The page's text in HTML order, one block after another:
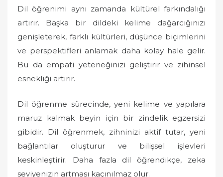
Dil öğrenimi aynı zamanda kültürel farkındalığı
artırır. Başka bir dildeki kelime dağarcığınızı
genişleterek, farklı kültürleri, düşünce biçimlerini
ve perspektifleri anlamak daha kolay hale gelir.
Bu da empati yeteneğinizi geliştirir ve zihinsel
esnekliği artırır.
Dil öğrenme sürecinde, yeni kelime ve yapılara
maruz kalmak beyin için bir zindelik egzersizi
gibidir. Dil öğrenmek, zihninizi aktif tutar, yeni
bağlantılar oluşturur ve bilişsel işlevleri
keskinleştirir. Daha fazla dil öğrendikçe, zeka
seviyenizin artması kaçınılmaz olur.